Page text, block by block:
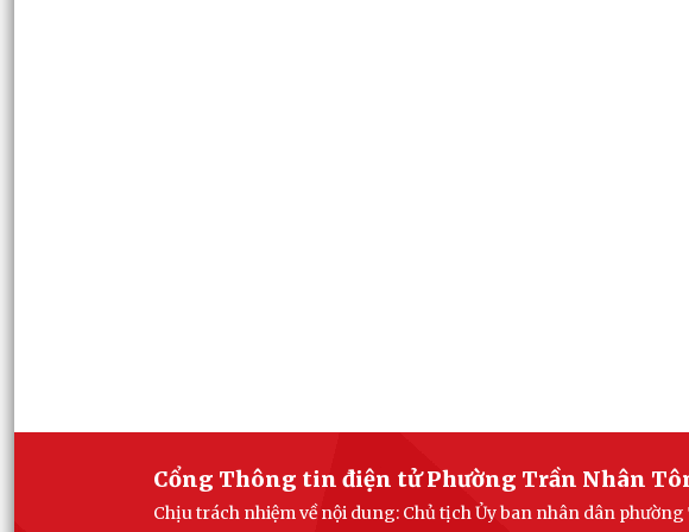
Cổng Thông tin điện tử Phường Trần Nhân
Chịu trách nhiệm về nội dung: Chủ tịch Ủy ban nhân dân